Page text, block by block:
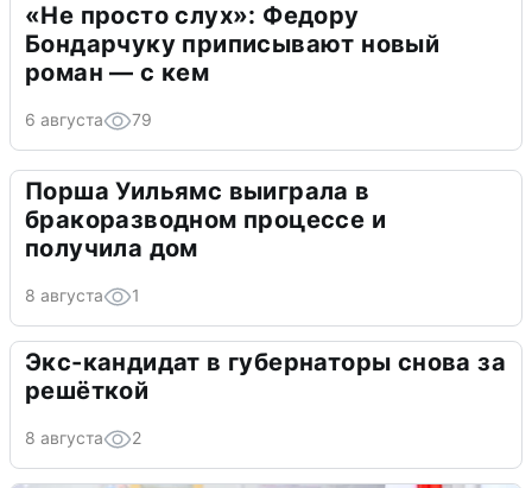
«Не просто слух»: Федору
Бондарчуку приписывают новый
роман — с кем
6 августа 79
Порша Уильямс выиграла в
бракоразводном процессе и
получила дом
8 августа 1
Экс-кандидат в губернаторы снова за
решёткой
8 августа 2